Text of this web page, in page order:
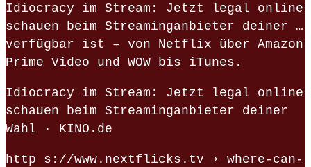
Idiocracy im Stream: Jetzt legal online
schauen beim Streaminganbieter deiner …
verfügbar ist – von Netflix über Amazon
Prime Video und WOW bis iTunes.
Idiocracy im Stream: Jetzt legal online
schauen beim Streaminganbieter deiner
Wahl · KINO.de
http s://www.nextflicks.tv › where-can-